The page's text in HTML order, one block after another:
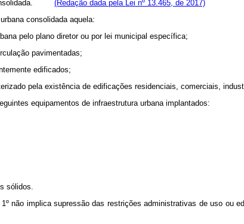
consolidada. (Redação dada pela Lei nº 13.465, de 2017)
consolidada aquela:
pelo plano diretor ou por lei municipal específica;
pavimentadas;
edificados;
pela existência de edificações residenciais, comerciais,
equipamentos de infraestrutura urbana implantados:
sólidos.
não implica supressão das restrições administrativas de uso